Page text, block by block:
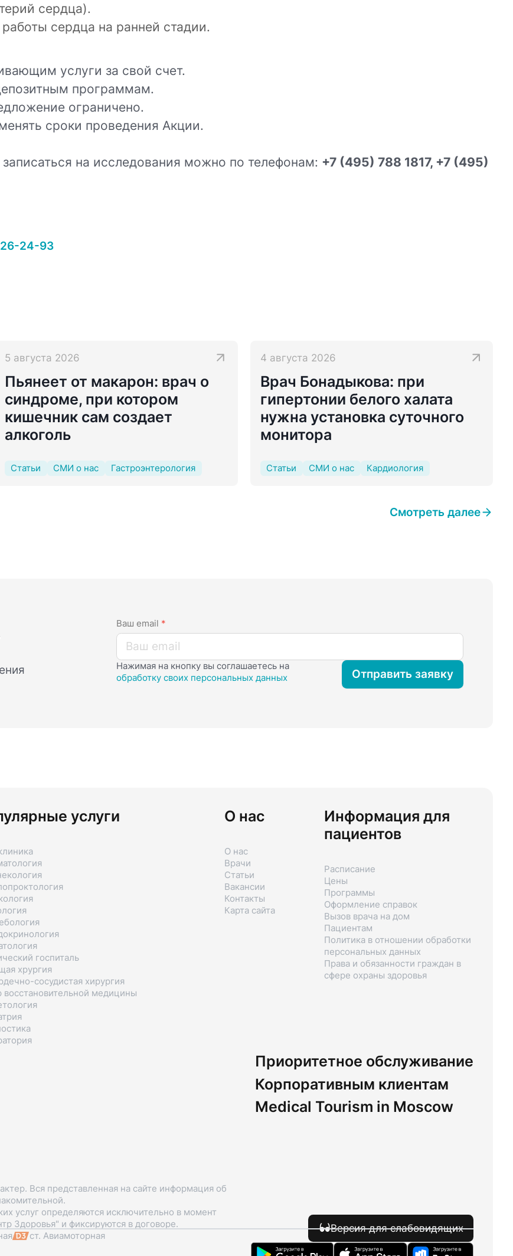
сердца).
сердца на ранней стадии.
услуги за свой счет.
программам.
ограничено.
сроки проведения Акции.
на исследования можно по телефонам: +7 (495) 788 1817, +7 (495)
24-93
5 августа 2026
Пьянеет от макарон: врач о
синдроме, при котором
кишечник сам создает
алкоголь
Статьи СМИ о нас Гастроэнтерология
4 августа 2026
Врач Бонадыкова: при
гипертонии белого халата
нужна установка суточного
монитора
Статьи СМИ о нас Кардиология
Смотреть далее
Ваш email *
Нажимая на кнопку вы соглашаетесь на
обработку своих персональных данных
Отправить заявку
услуги
госпиталь
хрургия
сосудистая хирургия
восстановительной медицины
О нас
О нас
Врачи
Статьи
Вакансии
Контакты
Карта сайта
Информация для
пациентов
Расписание
Цены
Программы
Оформление справок
Вызов врача на дом
Пациентам
Политика в отношении обработки
персональных данных
Права и обязанности граждан в
сфере охраны здоровья
Приоритетное обслуживание
Корпоративным клиентам
Medical Tourism in Moscow
Вся представленная на сайте информация об
услуг определяются исключительно в момент
Здоровья" и фиксируются в договоре.
ст. Авиамоторная
Версия для слабовидящих